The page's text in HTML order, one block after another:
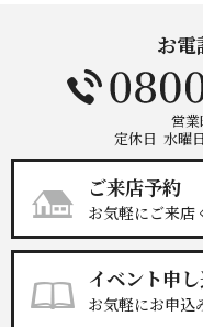
お電
営業
定休日 水曜
ご来店予約
お気軽にご来店
イベント申
お気軽にお申込